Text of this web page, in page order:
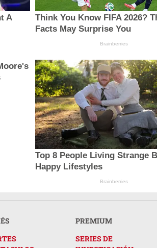
A
Think You Know FIFA 2026?
Facts May Surprise You
Brainberries
Top 8 People Living Strange
Happy Lifestyles
Brainberries
PREMIUM
SERIES DE